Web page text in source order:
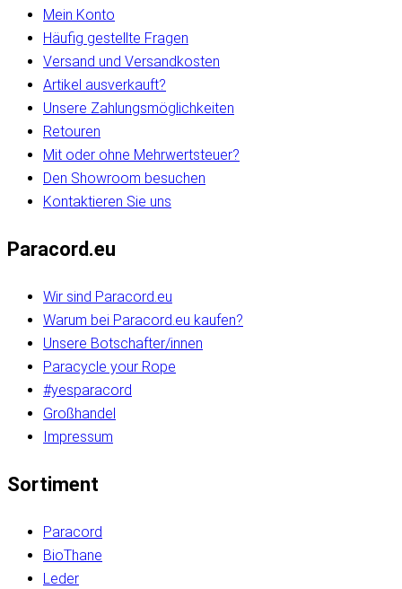
Mein Konto
Häufig gestellte Fragen
Versand und Versandkosten
Artikel ausverkauft?
Unsere Zahlungsmöglichkeiten
Retouren
Mit oder ohne Mehrwertsteuer?
Den Showroom besuchen
Kontaktieren Sie uns
Paracord.eu
Wir sind Paracord.eu
Warum bei Paracord.eu kaufen?
Unsere Botschafter/innen
Paracycle your Rope
#yesparacord
Großhandel
Impressum
Sortiment
Paracord
BioThane
Leder